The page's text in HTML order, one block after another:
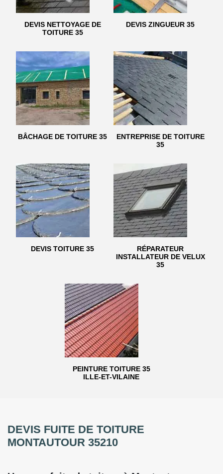
DEVIS NETTOYAGE DE
TOITURE 35
DEVIS ZINGUEUR 35
BÂCHAGE DE TOITURE 35
ENTREPRISE DE TOITURE
35
DEVIS TOITURE 35
RÉPARATEUR
INSTALLATEUR DE VELUX
35
PEINTURE TOITURE 35
ILLE-ET-VILAINE
DEVIS FUITE DE TOITURE
MONTAUTOUR 35210